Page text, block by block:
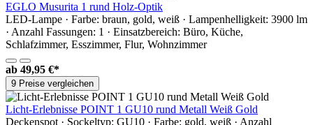
EGLO Musurita 1 rund Holz-Optik
LED-Lampe · Farbe: braun, gold, weiß · Lampenhelligkeit: 3900 lm
· Anzahl Fassungen: 1 · Einsatzbereich: Büro, Küche,
Schlafzimmer, Esszimmer, Flur, Wohnzimmer
ab 49,95 €*
9 Preise vergleichen
Licht-Erlebnisse POINT 1 GU10 rund Metall Weiß Gold
Deckenspot · Sockeltyp: GU10 · Farbe: gold, weiß · Anzahl